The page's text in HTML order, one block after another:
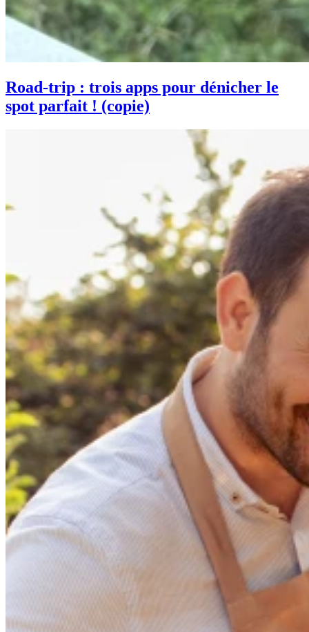
Road-trip : trois apps pour dénicher le
spot parfait ! (copie)